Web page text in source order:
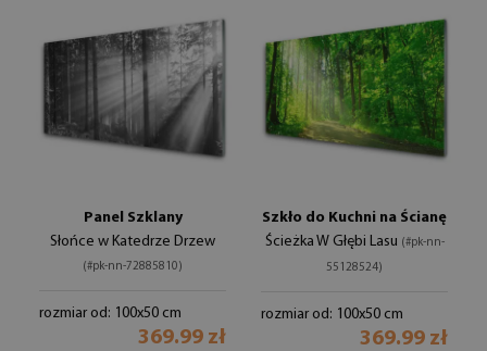
Panel Szklany
Słońce w Katedrze Drzew
(#pk-nn-72885810)
rozmiar od: 100x50 cm
369.99 zł
Szkło do Kuchni na Ścianę
Ścieżka W Głębi Lasu (#pk-nn-
55128524)
rozmiar od: 100x50 cm
369.99 zł